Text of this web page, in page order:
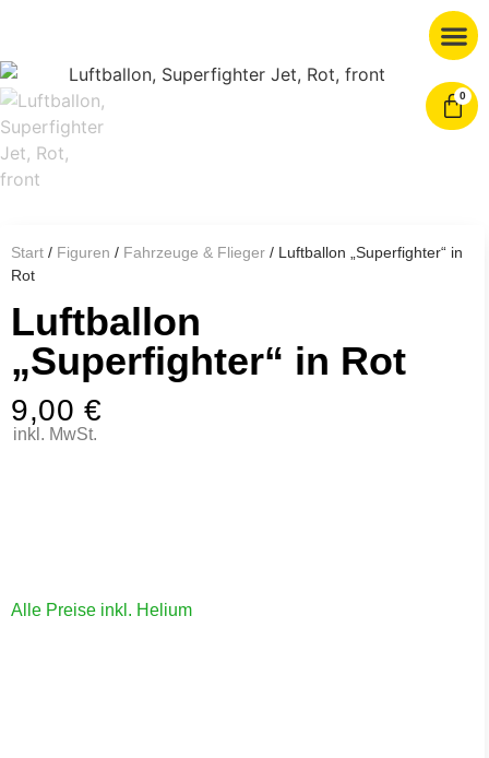
0
Start / Figuren / Fahrzeuge & Flieger / Luftballon „Superfighter“ in
Rot
Luftballon
„Superfighter“ in Rot
9,00 €
inkl. MwSt.
Alle Preise inkl. Helium